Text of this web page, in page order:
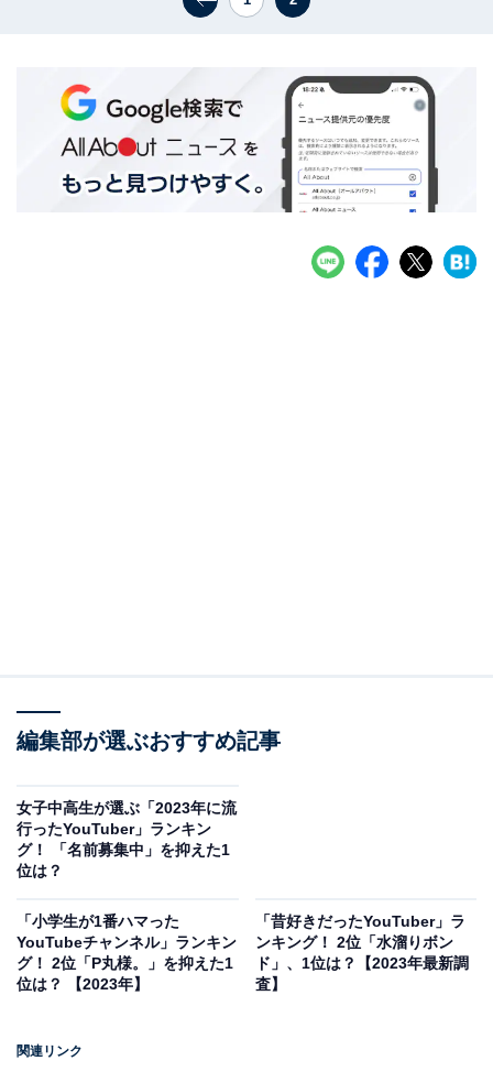
編集部が選ぶおすすめ記事
女子中高生が選ぶ「2023年に流
行ったYouTuber」ランキン
グ！ 「名前募集中」を抑えた1
位は？
「小学生が1番ハマった
YouTubeチャンネル」ランキン
グ！ 2位「P丸様。」を抑えた1
位は？ 【2023年】
「昔好きだったYouTuber」ラ
ンキング！ 2位「水溜りボン
ド」、1位は？【2023年最新調
査】
関連リンク